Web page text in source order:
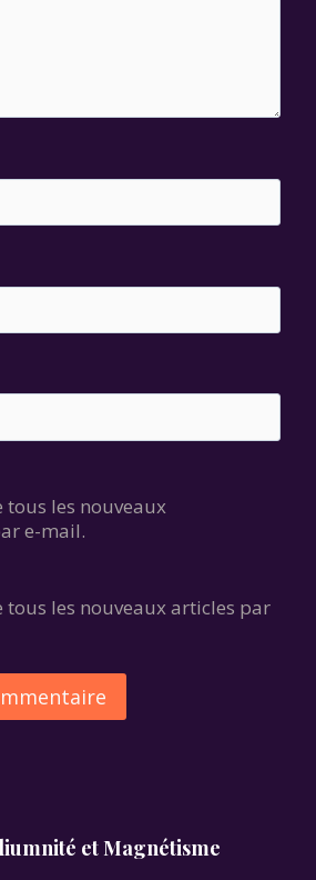
tous les nouveaux
e-mail.
tous les nouveaux articles par
et Magnétisme